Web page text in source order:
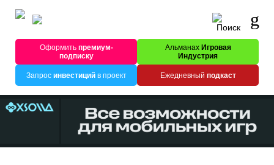
Оформитьпремиум-
подписку
Альманах Игровая
Индустрия
Запрос инвестицийв проект Ежедневный подкаст